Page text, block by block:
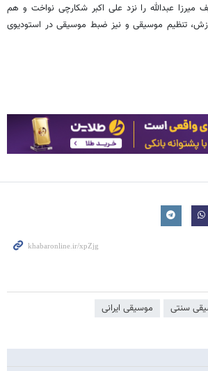
میرزا عبدالله را نزد علی اکبر شکارچی نواخت و هم
تنظیم موسیقی و نیز ضبط موسیقی در استودیوی
سنتی موسیقی ایرانی